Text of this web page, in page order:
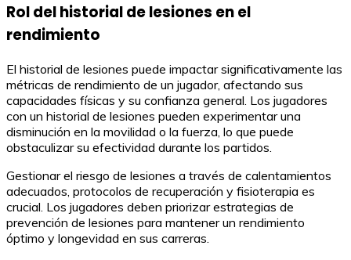
Rol del historial de lesiones en el
rendimiento
El historial de lesiones puede impactar significativamente las
métricas de rendimiento de un jugador, afectando sus
capacidades físicas y su confianza general. Los jugadores
con un historial de lesiones pueden experimentar una
disminución en la movilidad o la fuerza, lo que puede
obstaculizar su efectividad durante los partidos.
Gestionar el riesgo de lesiones a través de calentamientos
adecuados, protocolos de recuperación y fisioterapia es
crucial. Los jugadores deben priorizar estrategias de
prevención de lesiones para mantener un rendimiento
óptimo y longevidad en sus carreras.